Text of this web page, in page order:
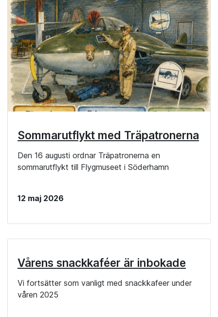
Sommarutflykt med Träpatronerna
Den 16 augusti ordnar Träpatronerna en
sommarutflykt till Flygmuseet i Söderhamn
12 maj 2026
Vårens snackkaféer är inbokade
Vi fortsätter som vanligt med snackkafeer under
våren 2025